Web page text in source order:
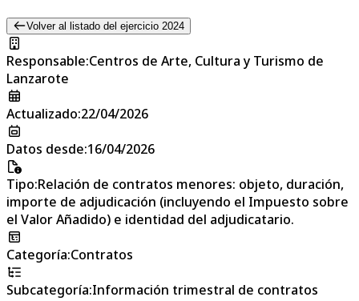
Volver al listado del ejercicio 2024
Responsable:Centros de Arte, Cultura y Turismo de
Lanzarote
Actualizado:22/04/2026
Datos desde:16/04/2026
Tipo:Relación de contratos menores: objeto, duración,
importe de adjudicación (incluyendo el Impuesto sobre
el Valor Añadido) e identidad del adjudicatario.
Categoría:Contratos
Subcategoría:Información trimestral de contratos